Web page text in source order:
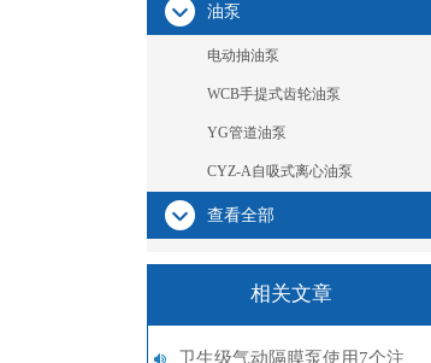
油泵
电动抽油泵
WCB手提式齿轮油泵
YG管道油泵
CYZ-A自吸式离心油泵
查看全部
相关文章
卫生级气动隔膜泵使用7个注